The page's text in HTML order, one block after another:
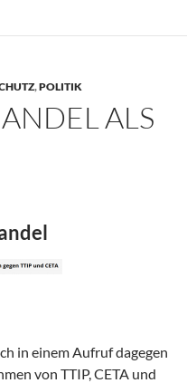
,POLITIK
ALS
in einem Aufruf dagegen
von TTIP, CETA und